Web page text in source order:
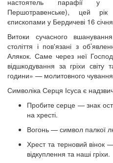
настоятель парафії у
Першотравенське), цей
єпископами у Бердичеві 16
Витоки сучасного
століття і пов'язані з
Алякок. Саме через неї
відшкодування за гріхи світу
години» — молитовного чування
Символіка Серця Ісуса є
Пробите серце — знак
на хресті.
Вогонь — символ палкої
Хрест та терновий вінок
відкуплення та наші гріхи.